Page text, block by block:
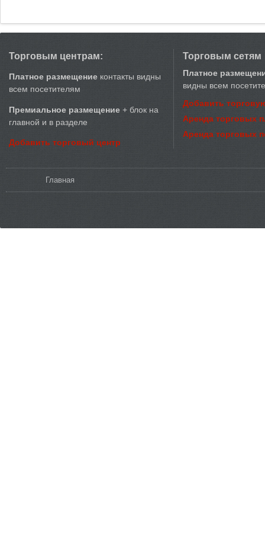
Торговым центрам:
Платное размещение контакты видны
всем посетителям
Премиальное размещение + блок на
главной и в разделе
Добавить торговый центр
Торговым сетям
Платное
видны всем
Добавить
Аренда торговых
Аренда торговых
Главная